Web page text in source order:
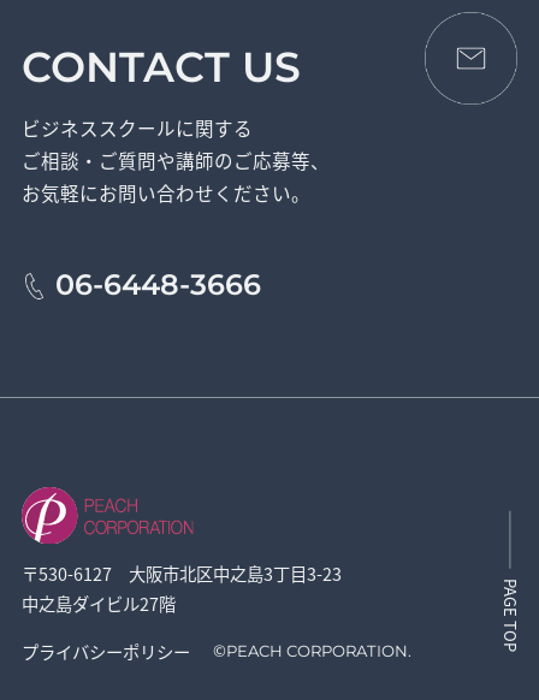
CONTACT US
ビジネススクールに関する
ご相談・ご質問や講師のご応募等、
お気軽にお問い合わせください。
06-6448-3666
〒530-6127 大阪市北区中之島3丁目3-23
中之島ダイビル27階
プライバシーポリシー
©PEACH CORPORATION. PAGE TOP